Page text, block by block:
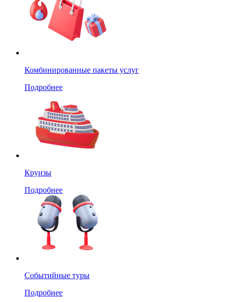
Комбинированные пакеты услуг
Подробнее
Круизы
Подробнее
Событийные туры
Подробнее